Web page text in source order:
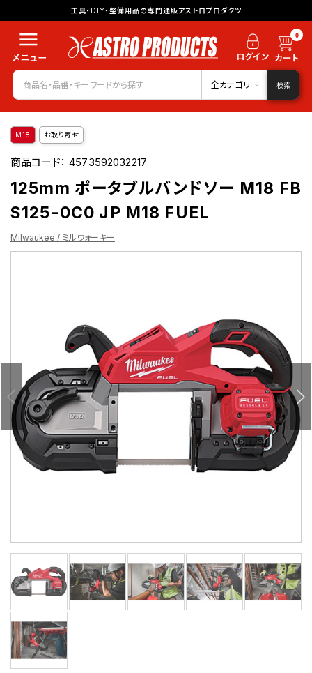
工具・DIY・整備用品の専門通販アストロプロダクツ
0
全カテゴリ 検索
M18 お取り寄せ
商品コード：4573592032217
125mm ポータブルバンドソー M18 FB
S125-0C0 JP M18 FUEL
Milwaukee / ミルウォーキー